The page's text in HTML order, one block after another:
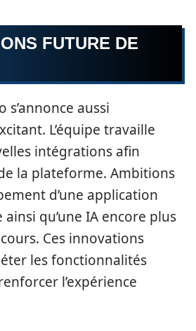
FUTURE DE
s’annonce aussi
L’équipe travaille
intégrations afin
la plateforme. Ambitions
d’une application
qu’une IA encore plus
Ces innovations
les fonctionnalités
l’expérience